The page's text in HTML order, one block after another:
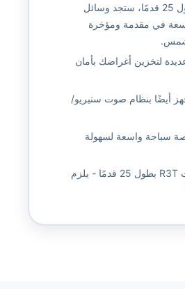
في يخت كوبالت R3T بطول 25 قدمًا، ستجد وسائل
في مقدمة ومؤخرة
لتخزين أغراضك بأمان
أيضًا بنظام صوت ستيريو/
سباحة واسعة لسهولة
للحصول على قارب كوبالت R3T بطول 25 قدمًا - يلزم